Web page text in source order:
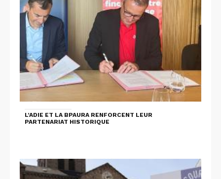
L’ADIE ET LA BPAURA RENFORCENT LEUR
PARTENARIAT HISTORIQUE